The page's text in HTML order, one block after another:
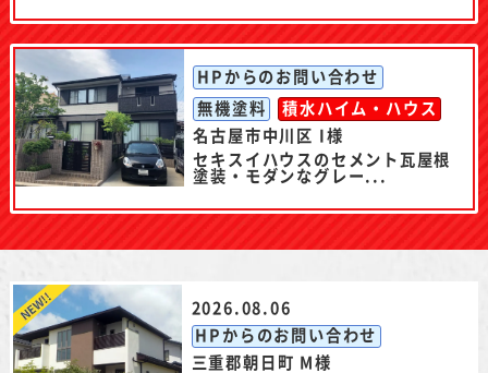
HPからのお問い合わせ
無機塗料
積水ハイム・ハウス
名古屋市中川区 I様
セキスイハウスのセメント瓦屋根
塗装・モダンなグレー...
2026.08.06
HPからのお問い合わせ
三重郡朝日町 M様